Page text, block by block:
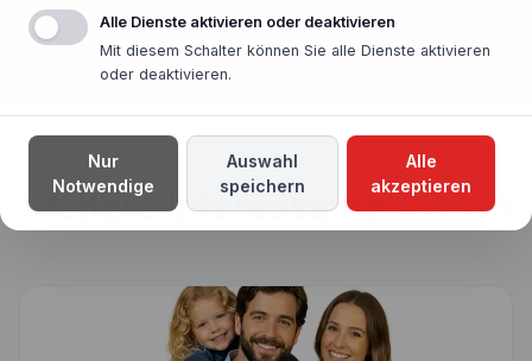
In nur einer Minute!
Weitere interessanteArtikel
Alle Dienste aktivieren oder deaktivieren
Mit diesem Schalter können Sie alle Dienste aktivieren
oder deaktivieren.
Nur
Notwendige
Auswahl
speichern
Alle
akzeptieren